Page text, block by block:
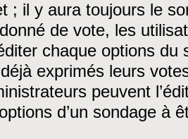
; il y aura toujours le
donné de vote, les
chaque options du
exprimés leurs
peuvent
d’un sondage à